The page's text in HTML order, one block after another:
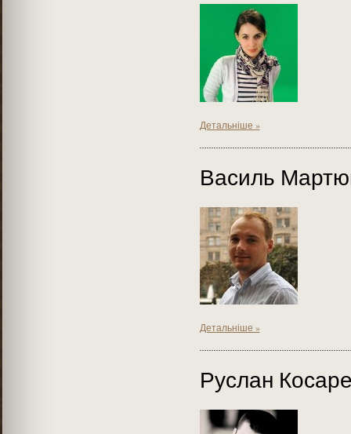
Детальніше »
Василь
Детальніше »
Руслан